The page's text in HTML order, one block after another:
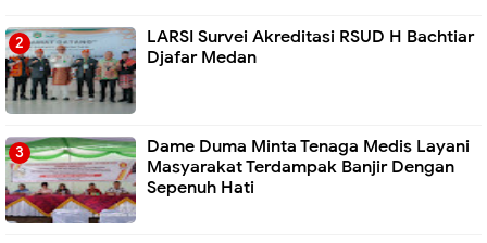
LARSI Survei Akreditasi RSUD H Bachtiar
Djafar Medan
Dame Duma Minta Tenaga Medis Layani
Masyarakat Terdampak Banjir Dengan
Sepenuh Hati